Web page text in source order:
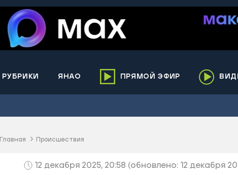
РУБРИКИ ЯНАО
район
Муравленко
ПРЯМОЙ ЭФИР
Главная Происшествия
12 декабря 2025, 20:58 (обновлено: 12 декабря